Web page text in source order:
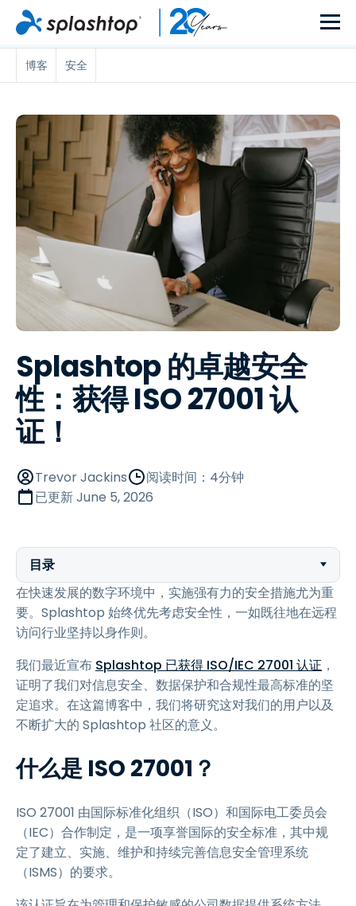
博客 安全
Splashtop 的卓越安全
性：获得 ISO 27001 认
证！
Trevor Jackins
阅读时间：4分钟
已更新June 5, 2026
目录
在快速发展的数字环境中，实施强有力的安全措施尤为重
要。Splashtop 始终优先考虑安全性，一如既往地在远程
访问行业坚持以身作则。
我们最近宣布 Splashtop 已获得 ISO/IEC 27001 认证 ，
证明了我们对信息安全、数据保护和合规性最高标准的坚
定追求。在这篇博客中，我们将研究这对我们的用户以及
不断扩大的 Splashtop 社区的意义。
什么是 ISO 27001？
ISO 27001 由国际标准化组织（ISO）和国际电工委员会
（IEC）合作制定，是一项享誉国际的安全标准，其中规
定了建立、实施、维护和持续完善信息安全管理系统
（ISMS）的要求。